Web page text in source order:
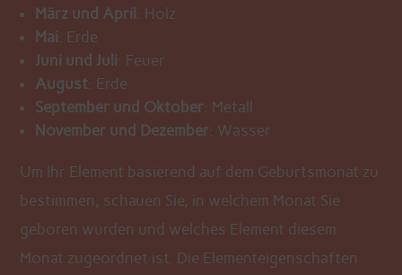
März und April : Holz
Mai: Erde
Juni und Juli: Feuer
August: Erde
September und Oktober: Metall
November und Dezember: Wasser
Um Ihr Element basierend auf dem Geburtsmonat zu
bestimmen, schauen Sie, in welchem Monat Sie
geboren wurden und welches Element diesem
Monat zugeordnet ist. Die Elementeigenschaften